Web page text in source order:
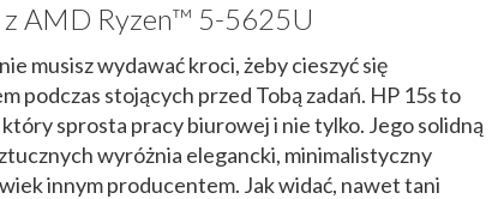
AMD Ryzen™ 5-5625U
musisz wydawać kroci, żeby cieszyć się
podczas stojących przed Tobą zadań. HP 15s to
sprosta pracy biurowej i nie tylko. Jego solidną
wyróżnia elegancki, minimalistyczny
innym producentem. Jak widać, nawet tani